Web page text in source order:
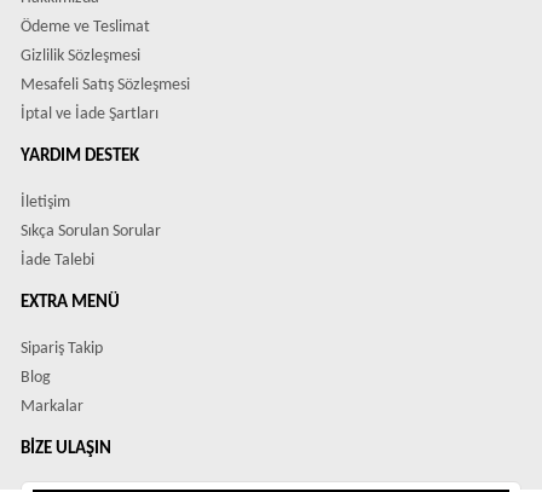
Ödeme ve Teslimat
Gizlilik Sözleşmesi
Mesafeli Satış Sözleşmesi
İptal ve İade Şartları
YARDIM DESTEK
İletişim
Sıkça Sorulan Sorular
İade Talebi
EXTRA MENÜ
Sipariş Takip
Blog
Markalar
BIZE ULAŞIN